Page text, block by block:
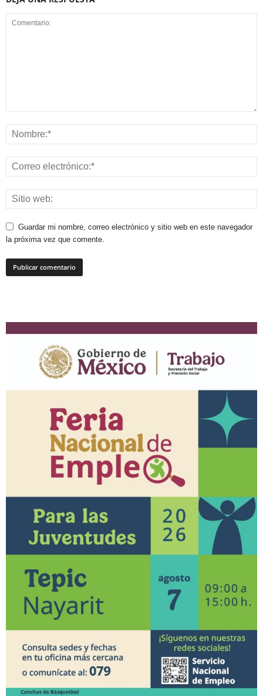
Guardar mi nombre, correo electrónico y sitio web en este navegador
la próxima vez que comente.